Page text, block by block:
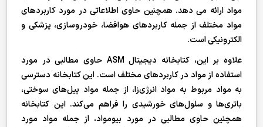
مواد ارائه می دهد. همچنین حاوی اطلاعاتی در مورد کاربردهای
مواد مختلف از جمله کاربردهای هوافضا، خودروسازی، پزشکی و
الکترونیکی است.
علاوه بر این، کتابخانه دیجیتال ASM حاوی مطالبی در مورد
استفاده از مواد در کاربردهای مختلف است. این کتابخانه دسترسی
به مواد مربوط به مواد انرژی‌زا، از جمله مواد پیل‌های سوختی،
باتری‌ها و سلول‌های خورشیدی را فراهم می‌کند. این کتابخانه
همچنین حاوی مطالبی در مورد بیومواد، از جمله مواد مورد